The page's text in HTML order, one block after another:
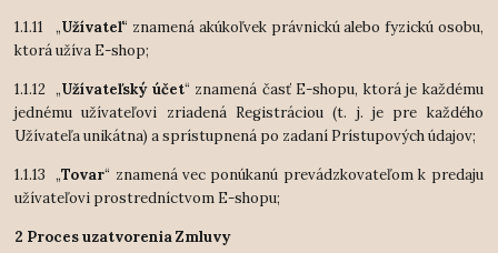
1.1.11 „Užívateľ“ znamená akúkoľvek právnickú alebo fyzickú osobu,
ktorá užíva E-shop;
1.1.12 „Užívateľský účet“ znamená časť E-shopu, ktorá je každému
jednému užívateľovi zriadená Registráciou (t. j. je pre každého
Užívateľa unikátna) a sprístupnená po zadaní Prístupových údajov;
1.1.13 „Tovar“ znamená vec ponúkanú prevádzkovateľom k predaju
užívateľovi prostredníctvom E-shopu;
2 Proces uzatvorenia Zmluvy